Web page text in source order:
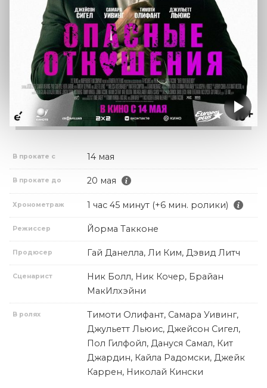
В прокате с 14 мая
В прокате до 20 мая
Хронометраж 1 час 45 минут (+6 мин. ролики)
Режиссер Йорма Такконе
Продюсер Гай Данелла, Ли Ким, Дэвид Литч
Сценарист
Ник Болл, Ник Кочер, Брайан
МакИлхэйни
В ролях
Тимоти Олифант, Самара Уивинг,
Джульетт Льюис, Джейсон Сигел,
Пол Гилфойл, Дануся Самал, Кит
Джардин, Кайла Радомски, Джейк
Каррен, Николай Кински